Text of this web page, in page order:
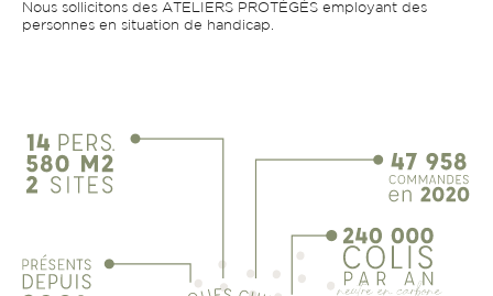
Nous sollicitons des ATELIERS PROTÉGÉS employant des
personnes en situation de handicap.